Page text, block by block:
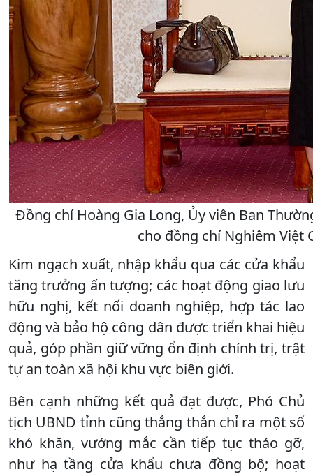
Đồng chí Hoàng Gia Long, Ủy viên Ban
cho đồng chí Nghiêm Việt
Kim ngạch xuất, nhập khẩu qua các cửa khẩu
tăng trưởng ấn tượng; các hoạt động giao lưu
hữu nghị, kết nối doanh nghiệp, hợp tác lao
động và bảo hộ công dân được triển khai hiệu
quả, góp phần giữ vững ổn định chính trị, trật
tự an toàn xã hội khu vực biên giới.
Bên cạnh những kết quả đạt được, Phó Chủ
tịch UBND tỉnh cũng thẳng thắn chỉ ra một số
khó khăn, vướng mắc cần tiếp tục tháo gỡ,
như hạ tầng cửa khẩu chưa đồng bộ; hoạt